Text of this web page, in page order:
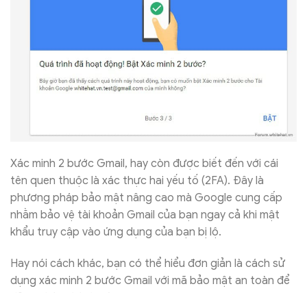
Xác minh 2 bước Gmail, hay còn được biết đến với cái
tên quen thuộc là xác thực hai yếu tố (2FA). Đây là
phương pháp bảo mật nâng cao mà Google cung cấp
nhằm bảo vệ tài khoản Gmail của bạn ngay cả khi mật
khẩu truy cập vào ứng dụng của bạn bị lộ.
Hay nói cách khác, bạn có thể hiểu đơn giản là cách sử
dụng xác minh 2 bước Gmail với mã bảo mật an toàn để